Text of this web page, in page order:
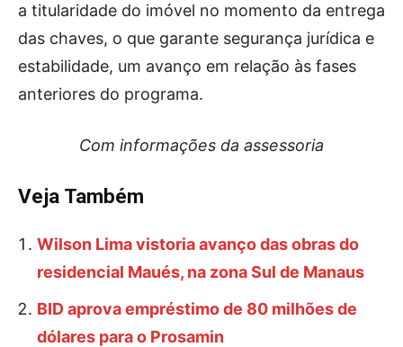
a titularidade do imóvel no momento da entrega
das chaves, o que garante segurança jurídica e
estabilidade, um avanço em relação às fases
anteriores do programa.
Com informações da assessoria
Veja Também
Wilson Lima vistoria avanço das obras do
residencial Maués, na zona Sul de Manaus
BID aprova empréstimo de 80 milhões de
dólares para o Prosamin